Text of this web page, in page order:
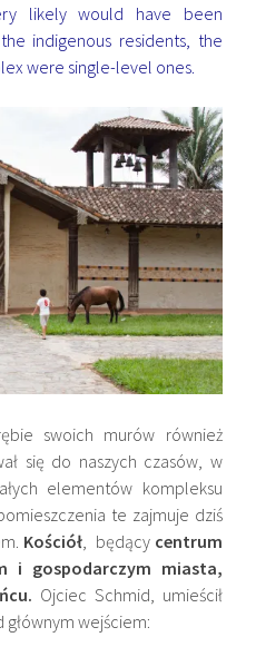
likely would have been
indigenous residents, the
were single-level ones.
swoich murów również
się do naszych czasów, w
elementów kompleksu
te zajmuje dziś
Kościół, będącycentrum
i gospodarczym miasta,
Ojciec Schmid, umieścił
głównym wejściem: